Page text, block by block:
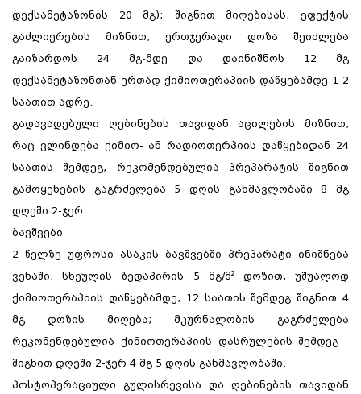
დექსამეტაზონის 20 მგ); შიგნით მიღებისას, ეფექტის
გაძლიერების მიზნით, ერთჯერადი დოზა შეიძლება
გაიზარდოს 24 მგ-მდე და დაინიშნოს 12 მგ
დექსამეტაზონთან ერთად ქიმიოთერაპიის დაწყებამდე 1-2
საათით ადრე.
გადავადებული ღებინების თავიდან აცილების მიზნით,
რაც ვლინდება ქიმიო- ან რადიოთერპიის დაწყებიდან 24
საათის შემდეგ, რეკომენდებულია პრეპარატის შიგნით
გამოყენების გაგრძელება 5 დღის განმავლობაში 8 მგ
დღეში 2-ჯერ.
ბავშვები
2 წელზე უფროსი ასაკის ბავშვებში პრეპარატი ინიშნება
ვენაში, სხეულის ზედაპირის 5 მგ/მ² დოზით, უშუალოდ
ქიმიოთერაპიის დაწყებამდე, 12 საათის შემდეგ შიგნით 4
მგ დოზის მიღება; მკურნალობის გაგრძელება
რეკომენდებულია ქიმიოთერაპიის დასრულების შემდეგ -
შიგნით დღეში 2-ჯერ 4 მგ 5 დღის განმავლობაში.
პოსტოპერაციული გულისრევისა და ღებინების თავიდან